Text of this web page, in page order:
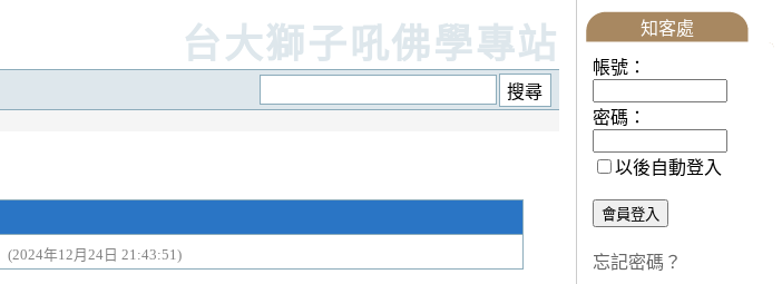
台大獅子吼佛學專站
(2024年12月24日 21:43:51)
知客處
帳號：
密碼：
以後自動登入
忘記密碼？